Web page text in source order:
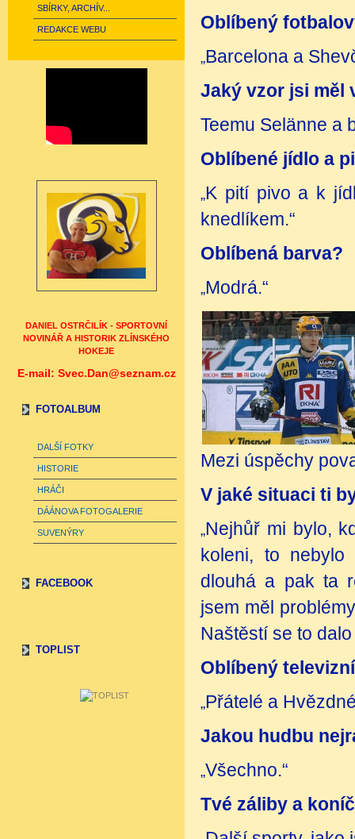
SBÍRKY, ARCHÍV...
REDAKCE WEBU
DANIEL OSTRČILÍK - SPORTOVNÍ
NOVINÁŘ A HISTORIK ZLÍNSKÉHO
HOKEJE
E-mail: Svec.Dan@seznam.cz
FOTOALBUM
DALŠÍ FOTKY
HISTORIE
HRÁČI
DÁÁNOVA FOTOGALERIE
SUVENÝRY
FACEBOOK
TOPLIST
Oblíbený
„Barcelona a
Jaký vzor jsi měl
Teemu Selänne a
Oblíbené jídlo a
„K pití pivo a k
knedlíkem.“
Oblíbená barva?
„Modrá.“
Mezi úspěchy
V jaké situaci ti
„Nejhůř mi bylo,
koleni, to
dlouhá a pak ta
jsem měl
Naštěstí se to dalo
Oblíbený
„Přátelé a
Jakou hudbu
„Všechno.“
Tvé záliby a